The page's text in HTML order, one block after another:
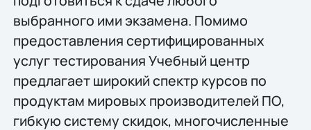
выбранного ими экзамена. Помимо
предоставления сертифицированных
услуг тестирования Учебный центр
предлагает широкий спектр курсов по
продуктам мировых производителей ПО,
гибкую систему скидок, многочисленные